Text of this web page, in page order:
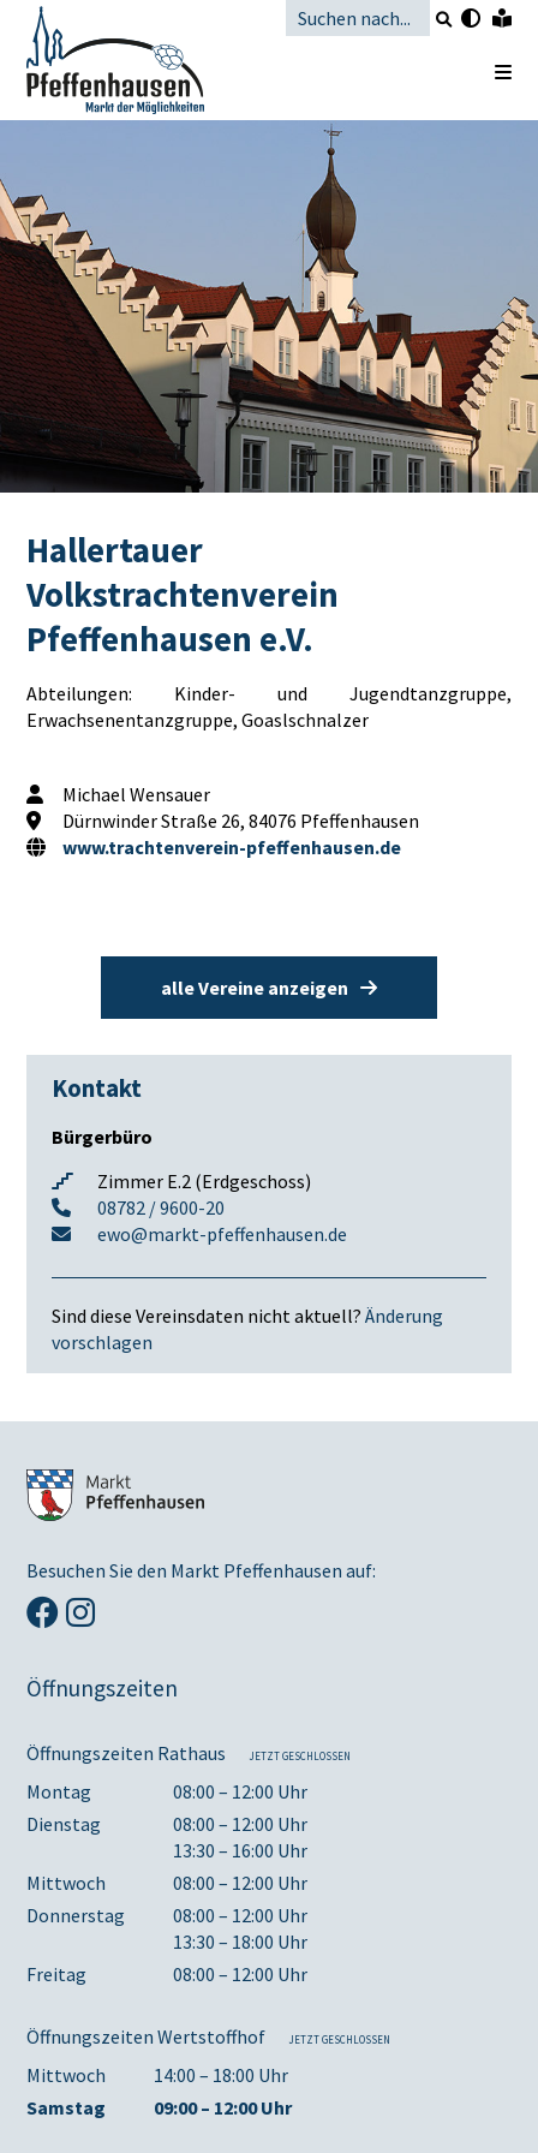
Hallertauer
Volkstrachtenverein
Pfeffenhausen e.V.
Abteilungen: Kinder- und Jugendtanzgruppe,
Erwachsenentanzgruppe, Goaslschnalzer
Michael Wensauer
Dürnwinder Straße 26, 84076 Pfeffenhausen
www.trachtenverein-pfeffenhausen.de
alle Vereine anzeigen
Kontakt
Bürgerbüro
Zimmer E.2 (Erdgeschoss)
08782 / 9600-20
ewo@markt-pfeffenhausen.de
Sind diese Vereinsdaten nicht aktuell? Änderung
vorschlagen
Besuchen Sie den Markt Pfeffenhausen auf:
Öffnungszeiten
Öffnungszeiten Rathaus JETZT GESCHLOSSEN
Montag
08:00 – 12:00 Uhr
Dienstag
08:00 – 12:00 Uhr
13:30 – 16:00 Uhr
Mittwoch
08:00 – 12:00 Uhr
Donnerstag
08:00 – 12:00 Uhr
13:30 – 18:00 Uhr
Freitag
08:00 – 12:00 Uhr
Öffnungszeiten Wertstoffhof JETZT GESCHLOSSEN
Mittwoch
14:00 – 18:00 Uhr
Samstag
09:00 – 12:00 Uhr